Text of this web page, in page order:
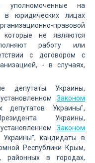
уполномоченные на
в юридических лицах
правовой
не являются
работу или
с договором с
- в случаях,
депутаты Украины,
Законом
Украины",
Украины,
Законом
кандидаты в
Республики Крым,
районных в городах,